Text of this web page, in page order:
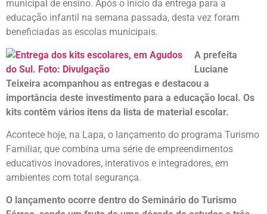
municipal de ensino. Após o início da entrega para a
educação infantil na semana passada, desta vez foram
beneficiadas as escolas municipais.
A prefeita
Luciane
Teixeira acompanhou as entregas e destacou a
importância deste investimento para a educação local. Os
kits contêm vários itens da lista de material escolar.
Acontece hoje, na Lapa, o lançamento do programa Turismo
Familiar, que combina uma série de empreendimentos
educativos inovadores, interativos e integradores, em
ambientes com total segurança.
O lançamento ocorre dentro do Seminário do Turismo